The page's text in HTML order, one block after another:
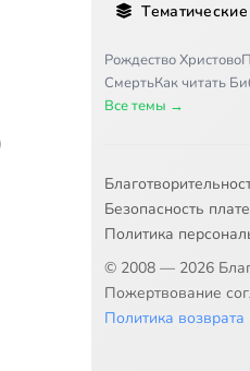
Рождество Христово
СмертьКак читать
Все темы →
Безопасность
Политика
© 2008 — 2026
Пожертвование
Политика возврата